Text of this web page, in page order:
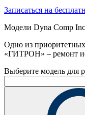
Записаться на
Модели Dyna Comp
Одно из
«ГИТРОН» – ремонт
Выберите модель для